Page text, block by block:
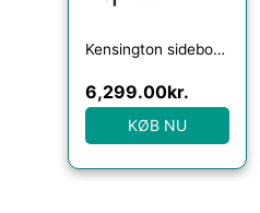
Kensington sideboard i metal og egetræsfinér B180 cm – Sort/Hvidpigmenteret eg
6,299.00kr.
KØB NU